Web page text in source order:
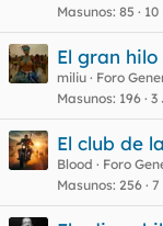
Masunos 85
El gran hilo
miliu
Foro
Masunos 196 3
El club de
Blood
Foro
Masunos 256 7